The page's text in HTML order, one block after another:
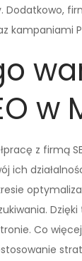
Dodatkowo,
kampaniami
w
z firmą
ich
Co